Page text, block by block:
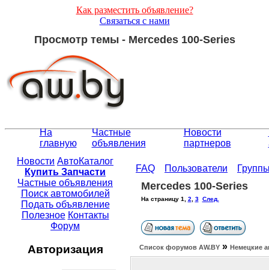
Как разместить объявление?
Связаться с нами
Просмотр темы - Mercedes 100-Series
На
главную
Частные
объявления
Новости
партнеров
Новости АвтоКаталог
Купить Запчасти
Частные объявления
Поиск автомобилей
Подать объявление
Полезное Контакты
Форум
Авторизация
FAQ Пользователи
Mercedes 100-Series
На страницу 1 2 3 След.
Список форумов АW.BY » Немецкие